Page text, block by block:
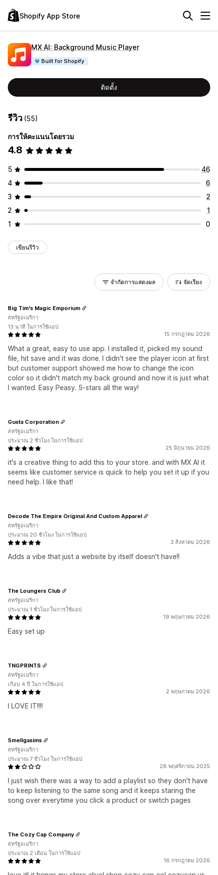
Shopify App Store
MX AI: Background Music Player
Built for Shopify
ติดตั้ง
รีวิว (55)
การให้คะแนนโดยรวม
4.8
5
46
4
6
3
2
2
1
1
0
เขียนรีวิว
จำกัดการแสดงผล จัดเรียง
15 กรกฎาคม 2026
What a great, easy to use app. I installed it, picked my sound
file, hit save and it was done. I didn't see the player icon at first
but customer support showed me how to change the icon
color so it didn't match my back ground and now it is just what
I wanted. Easy Peasy. 5-stars all the way!
Big Tim's Magic Emporium
สหรัฐอเมริกา
13 นาที ในการใช้แอป
25 มิถุนายน 2026
it's a creative thing to add this to your store. and with MX AI it
seems like customer service is quick to help you set it up if you
need help. I like that!
Gusta Corporation
สหรัฐอเมริกา
ประมาณ 2 ชั่วโมง ในการใช้แอป
3 สิงหาคม 2026
Adds a vibe that just a website by itself doesn't have!!
Decode The Empire Original And Custom Apparel
สหรัฐอเมริกา
ประมาณ 20 ชั่วโมง ในการใช้แอป
19 พฤษภาคม 2026
Easy set up
The Loungers Club
สหรัฐอเมริกา
ประมาณ 1 ชั่วโมง ในการใช้แอป
2 พฤษภาคม 2026
I LOVE IT!!!!
TNGPRINTS
สหรัฐอเมริกา
เกือบ 4 ปี ในการใช้แอป
28 พฤศจิกายน 2025
I just wish there was a way to add a playlist so they don't have
to keep listening to the same song and it keeps staring the
song over everytime you click a product or switch pages
Smellgasims
สหรัฐอเมริกา
ประมาณ 7 ชั่วโมง ในการใช้แอป
16 กรกฎาคม 2026
The Cozy Cap Company
สหรัฐอเมริกา
ประมาณ 2 เดือน ในการใช้แอป